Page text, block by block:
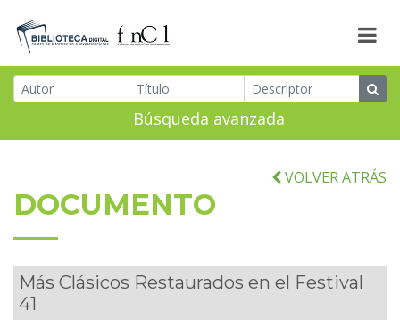
Búsqueda avanzada
VOLVER ATRÁS
DOCUMENTO
Más Clásicos Restaurados en el Festival
41